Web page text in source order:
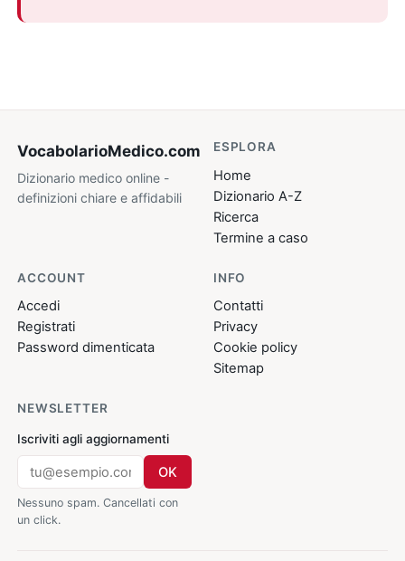
VocabolarioMedico.com
Dizionario medico online -
definizioni chiare e affidabili
ESPLORA
Home
Dizionario A-Z
Ricerca
Termine a caso
ACCOUNT
Accedi
Registrati
Password dimenticata
INFO
Contatti
Privacy
Cookie policy
Sitemap
NEWSLETTER
Iscriviti agli aggiornamenti
OK
Nessuno spam. Cancellati con
un click.